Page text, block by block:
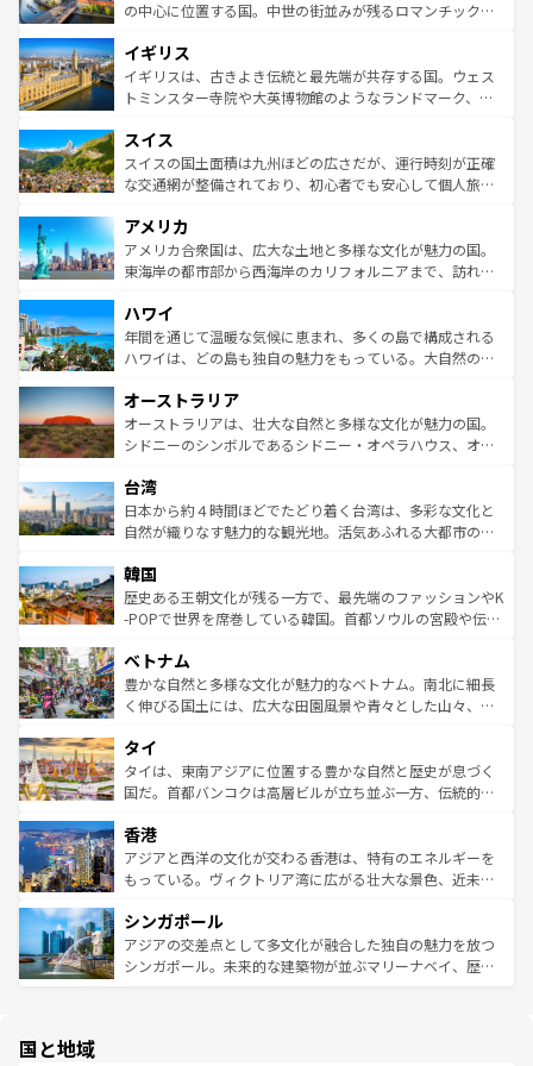
ンテンツ一覧を参照してほしい。
から魅了する。また、フランスは美食の国としても知ら
いる。シャンパンの発祥地であるランス、プロヴァンスの
香り高いラベンダー畑など、多彩な楽しみ方が可能だ。さ
らに、パリ以外の地域にも魅力が溢れており、どの街角に
れる地方に足を運ぶとそれぞれで全く異なる文化を体験で
きるだろう。 なお、新着のフランス情報はコンテンツ一覧
を参照してほしい。
の中心に位置する国。中世の街並みが残るロマンチック街
顔を持つこの国は、どこを歩いても飽きることがない。ベ
ルリンの文化的活気、バイエルン州のアルプスの絶景、そ
してライン川沿いのワイン畑といった風景は必見。ビール
は、お酒好きな人にはぜひ体験してほしい。 なお、新着の
ドイツ情報はコンテンツ一覧を参照してほしい。
イギリス
イギリスは、古きよき伝統と最先端が共存する国。ウェス
トミンスター寺院や大英博物館のようなランドマーク、歴
リアごとに異なる魅力がある。また、優雅なアフタヌーン
ティー、ビール好きにはたまらない英国パブ、サッカー観
戦など、本場だからこそできる体験も豊富。イギリスを旅
ンツ一覧を参照してほしい。
スイス
スイスの国土面積は九州ほどの広さだが、運行時刻が正確
な交通網が整備されており、初心者でも安心して個人旅行
の建物がそのまま残る町や、スイスならではのユニークな
博物館もあり、アルプス観光だけでなく町歩きも満喫する
ことができる。国民の所得が高いため物価も高いが、旅行
ば市内交通費無料で観光を楽しむこともできる。 なお、新
着のスイス情報はコンテンツ一覧 を参照してほしい。
アメリカ
アメリカ合衆国は、広大な土地と多様な文化が魅力の国。
東海岸の都市部から西海岸のカリフォルニアまで、訪れる
のような巨大都市は、観光、ショッピング、エンターテイ
ンメントが詰まった刺激的なスポットだ。一方、アメリカ
西部には大自然が広がり、グランドキャニオンやイエロー
部のニューオーリンズでは、音楽と美食が融合した独特の
文化が魅力。旅行者はアメリカの各地域で異なる魅力を楽
しみながら、その多様性と豊かな歴史を感じることができ
ならではの贅沢な旅のスタイルだ。 なお、新着のアメリカ
情報はコンテンツ一覧を参照してほしい。
ハワイ
年間を通じて温暖な気候に恵まれ、多くの島で構成される
ハワイは、どの島も独自の魅力をもっている。大自然の神
ワイ島は見逃せない。また、定番の観光地といえばオアフ
島だが、静かな自然を求めるならマウイ島やカウアイ島が
おすすめ。エメラルドグリーンに輝く海をはじめ、豊かな
れるおもてなしの心で訪れる人々を迎えてくれるハワイの
人々、おいしいローカルフードやハワイアンミュージッ
ク、伝統的なフラダンスなど、すべてがハワイの魅力を彩
ワイを、存分に味わってほしい。 なお、新着のハワイ情報
はコンテンツ一覧を参照してほしい。
オーストラリア
オーストラリアは、壮大な自然と多様な文化が魅力の国。
シドニーのシンボルであるシドニー・オペラハウス、オー
リアリーフや大陸中央部にそびえるウルル（エアーズロッ
ク）、タスマニアの美しい原生林やケアンズの熱帯雨林な
ど、見どころがたくさん。また、カフェやワイン、オージ
いる。アクティビティも充実しており、サーフィンやダイ
ビング、ハイキングなど、アウトドア好きにはたまらな
い。オーストラリアの多彩な魅力を存分に味わいつくそ
参照してほしい。
台湾
日本から約４時間ほどでたどり着く台湾は、多彩な文化と
自然が織りなす魅力的な観光地。活気あふれる大都市の台
ン）、静ひつな山岳地帯である台湾東部など、都市の喧騒
と山間の静けさが共存しており、訪れる人に新しい発見と
驚きをもたらしてくれる。また、奥深い台湾の食文化も魅
容にもいいと評判のスイーツなど、バラエティ豊かな料理
が味わえる。 なお、新着の台湾情報は コンテンツ一覧を参
照してほしい。
韓国
歴史ある王朝文化が残る一方で、最先端のファッションやK
-POPで世界を席巻している韓国。首都ソウルの宮殿や伝統
き、地方に足を延ばせば四季折々の自然美を楽しむことが
できる。そして、キムチや焼肉、絶品のストリートフード
まで、さまざまな韓国料理が待っている。夜には、韓国な
リティに包まれながら、韓国の多彩な魅力を心ゆくまで味
わってみてほしい。 なお、新着の韓国情報はコンテンツ一
覧を参照してほしい。
ベトナム
豊かな自然と多様な文化が魅力的なベトナム。南北に細長
く伸びる国土には、広大な田園風景や青々とした山々、世
急速な発展と共に伝統が息づく。ハノイの古い町並みやホ
ーチミン市のフランス統治時代の建物も、独特の雰囲気を
醸し出している。また、バラエティの豊かさとおいしさで
とつ。フォーやバインミー、ベトナムコーヒーなどは、ぜ
ひ現地で味わいたい。どの地域を訪れてもあたたかい人々
が旅行者を迎えてくれるので、きっと忘れられない旅にな
参照してほしい。
タイ
タイは、東南アジアに位置する豊かな自然と歴史が息づく
国だ。首都バンコクは高層ビルが立ち並ぶ一方、伝統的な
の活気が交差している。北部ではチェンマイなどの山岳地
帯で自然と触れ合い、南部ではプーケットやクラビの美し
いビーチでリゾート気分を楽しむことができる。タイ料理
激する。気候は一年中温暖で、どの季節にも異なる楽しみ
が待っている。親しみやすいタイの人々、仏教を中心とし
た文化、そして多様な観光資源が、訪れる旅人を魅了し続
香港
アジアと西洋の文化が交わる香港は、特有のエネルギーを
もっている。ヴィクトリア湾に広がる壮大な景色、近未来
み、どこを訪れても感動するはず。観光スポットが密集し
ており、効率よく見どころを回れるのも魅力。息をのむよ
うな絶景から文化的な体験まで、香港を存分に楽しみ尽く
シンガポール
アジアの交差点として多文化が融合した独自の魅力を放つ
シンガポール。未来的な建築物が並ぶマリーナベイ、歴史
国と地域